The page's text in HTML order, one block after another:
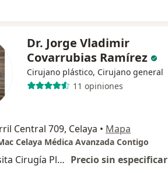
Dr. Jorge Vladimir
Covarrubias Ramírez
Cirujano plástico, Cirujano general
11 opiniones
Central 709, Celaya • Mapa
Celaya Médica Avanzada Contigo
Primera visita Cirugía Plástica Precio sin especificar